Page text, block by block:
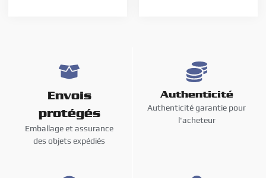
Envois
protégés
Emballage et assurance
des objets expédiés
Authenticité
Authenticité garantie pour
l'acheteur